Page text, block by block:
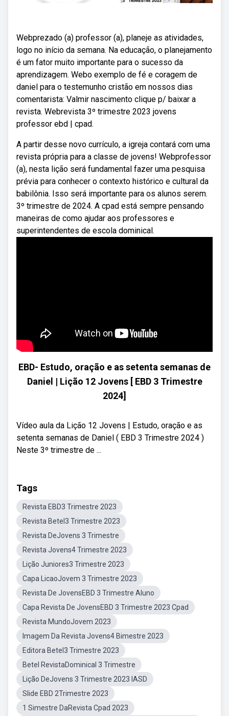
Webprezado (a) professor (a), planeje as atividades,
logo no início da semana. Na educação, o planejamento
é um fator muito importante para o sucesso da
aprendizagem. Webo exemplo de fé e coragem de
daniel para o testemunho cristão em nossos dias
comentarista: Valmir nascimento clique p/ baixar a
revista. Webrevista 3º trimestre 2023 jovens
professor ebd | cpad.
A partir desse novo currículo, a igreja contará com uma
revista própria para a classe de jovens! Webprofessor
(a), nesta lição será fundamental fazer uma pesquisa
prévia para conhecer o contexto histórico e cultural da
babilônia. Isso será importante para os alunos serem.
3º trimestre de 2024. A cpad está sempre pensando
maneiras de como ajudar aos professores e
superintendentes de escola dominical.
EBD- Estudo, oração e as setenta semanas de
Daniel | Lição 12 Jovens [ EBD 3 Trimestre
2024]
Vídeo aula da Lição 12 Jovens | Estudo, oração e as
setenta semanas de Daniel ( EBD 3 Trimestre 2024 )
Neste 3º trimestre de ...
Tags
Revista EBD3 Trimestre 2023
Revista Betel3 Trimestre 2023
Revista DeJovens 3 Trimestre
Revista Jovens4 Trimestre 2023
Lição Juniores3 Trimestre 2023
Capa LicaoJovem 3 Trimestre 2023
Revista De JovensEBD 3 Trimestre Aluno
Capa Revista De JovensEBD 3 Trimestre 2023 Cpad
Revista MundoJovem 2023
Imagem Da Revista Jovens4 Bimestre 2023
Editora Betel3 Trimestre 2023
Betel RevistaDominical 3 Trimestre
Lição DeJovens 3 Trimestre 2023 IASD
Slide EBD 2Trimestre 2023
1 Simestre DaRevista Cpad 2023